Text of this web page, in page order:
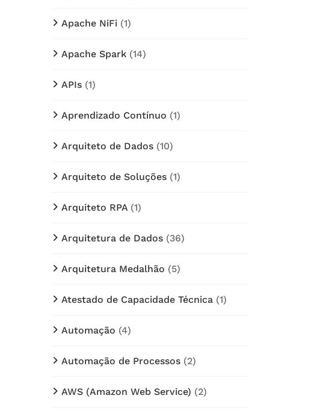
Apache NiFi (1)
Apache Spark (14)
APIs (1)
Aprendizado Contínuo (1)
Arquiteto de Dados (10)
Arquiteto de Soluções (1)
Arquiteto RPA(1)
Arquitetura de Dados (36)
Arquitetura Medalhão (5)
Atestado de Capacidade Técnica (1)
Automação (4)
Automação de Processos (2)
AWS (Amazon Web Service) (2)